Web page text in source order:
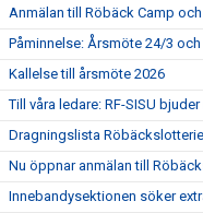
Anmälan till Röbäck Camp
Påminnelse: Årsmöte 24/3
Kallelse till årsmöte 2026
Till våra ledare: RF-SISU
Dragningslista
Nu öppnar anmälan till
Innebandysektionen söker